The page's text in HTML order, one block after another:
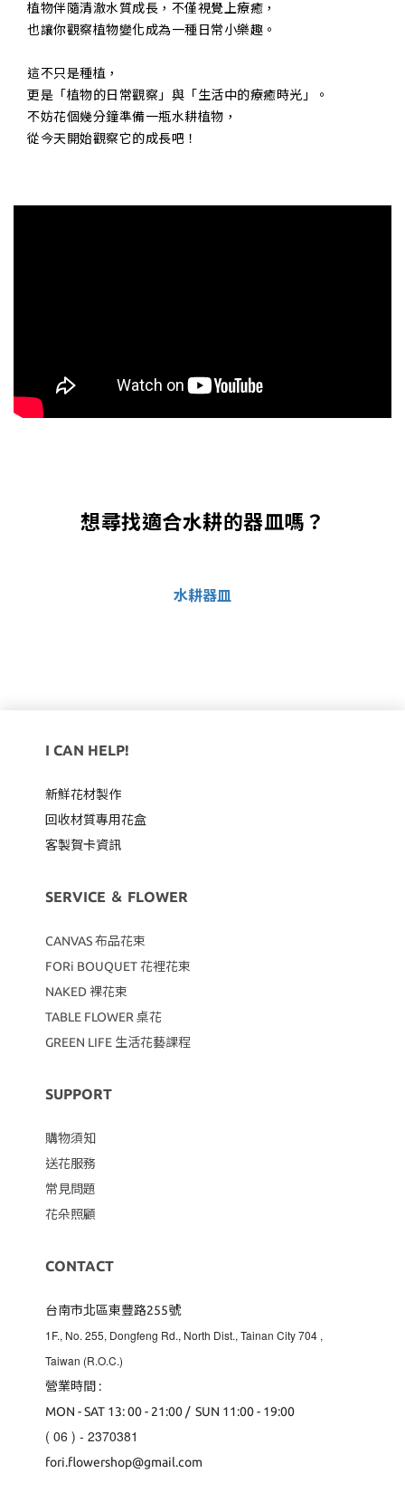
植物伴隨清澈水質成長，不僅視覺上療癒，
也讓你觀察植物變化成為一種日常小樂趣。
這不只是種植，
更是「植物的日常觀察」與「生活中的療癒時光」。
不妨花個幾分鐘準備一瓶水耕植物，
從今天開始觀察它的成長吧！
想尋找適合水耕的器皿嗎？
水耕器皿
I CAN HELP!
新鮮花材製作
回收材質專用花盒
客製賀卡資訊
SERVICE ＆ FLOWER
CANVAS布品花束
FORi BOUQUET 花裡花束
NAKED 裸花束
TABLE FLOWER 桌花
GREEN LIFE 生活花藝課程
SUPPORT
購物須知
送花服務
常見問題
花朵照顧
CONTACT
台南市北區東豐路255號
1F., No. 255, Dongfeng Rd., North Dist., Tainan City 704 ,
Taiwan (R.O.C.)
營業時間 :
MON - SAT 13: 00 - 21:00 / SUN 11:00 - 19:00
( 06 ) - 2370381
fori.flowershop@gmail.com